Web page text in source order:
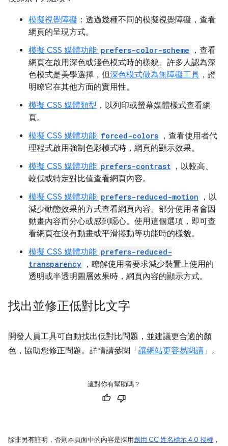
模擬視覺障礙 ：透過幾種不同的模擬視覺障礙，查看
網頁的呈現方式。
模擬 CSS 媒體功能 prefers-color-scheme
，查看
網頁在啟用深色或淺色模式時的樣貌。許多人認為深
色模式是美學選擇，但深色模式做為無障礙工具 ，證
明瞭它在其他方面的實用性。
模擬 CSS 媒體類型 ，以列印或螢幕媒體樣式查看網
頁。
模擬 CSS 媒體功能 forced-colors ，查看使用者代
理程式啟用強制色彩模式時，網頁的顯示效果。
模擬 CSS 媒體功能 prefers-contrast ，以較高、
較低或特定對比值查看網頁內容。
模擬 CSS 媒體功能 prefers-reduced-motion
，以
減少動態效果的方式查看網頁內容。部分使用者會因
動畫內容而分心或感到噁心。使用這個選項，即可查
看網頁在沒有動畫或平滑捲動等功能時的樣貌。
模擬 CSS 媒體功能 prefers-reduced-
transparency ，瞭解使用者要求減少裝置上使用的
透明或半透明圖層效果時，網頁內容的顯示方式。
找出並修正低對比文字
開發人員工具可自動找出低對比問題，並建議更合適的顏
色，協助您修正問題。詳情請參閱「 讓網站更容易閱讀」。
這對你有幫助嗎？
除非另有註明，否則本頁面中的內容是採用創用 CC 姓名標示 4.0 授權 ，